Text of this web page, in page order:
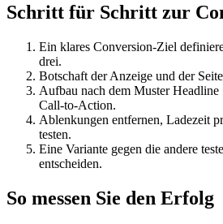
Schritt für Schritt zur
Ein klares Conversion-Ziel
drei.
Botschaft der Anzeige und der
Aufbau nach dem Muster
Call-to-Action.
Ablenkungen entfernen, Ladezeit
testen.
Eine Variante gegen die andere
entscheiden.
So messen Sie den Erfolg